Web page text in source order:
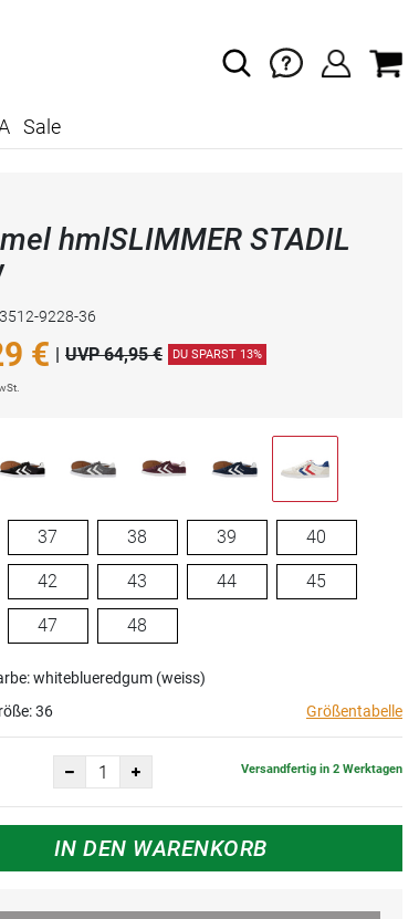
Sale
hmlSLIMMER STADIL
9228-36
€ | UVP 64,95 € DU SPARST 13%
37 38 39 40
42 43 44 45
47 48
whiteblueredgum (weiss)
36 Größentabelle
Versandfertig in 2 Werktagen
IN DEN WARENKORB